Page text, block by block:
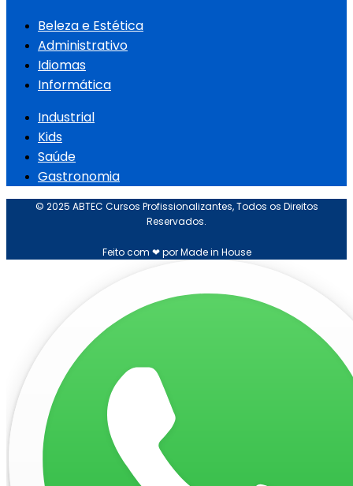
Beleza e Estética
Administrativo
Idiomas
Informática
Industrial
Kids
Saúde
Gastronomia
© 2025 ABTEC Cursos Profissionalizantes, Todos os Direitos
Reservados.
Feito com ❤ por Made in House